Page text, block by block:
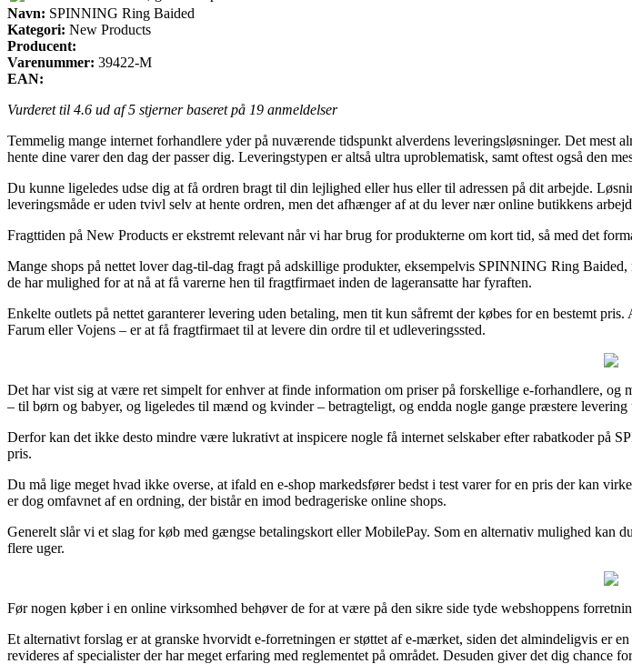
Navn: SPINNING Ring Baided
Kategori: New Products
Producent:
Varenummer: 39422-M
EAN:
Vurderet til 4.6 ud af 5 stjerner baseret på 19 anmeldelser
Temmelig mange internet forhandlere yder på nuværende tidspunkt alverdens leveringsløsninger. Det
hente dine varer den dag der passer dig. Leveringstypen er altså ultra uproblematisk, samt oftest også den
Du kunne ligeledes udse dig at få ordren bragt til din lejlighed eller hus eller til adressen på dit arbejde.
leveringsmåde er uden tvivl selv at hente ordren, men det afhænger af at du lever nær online butikkens
Fragttiden på New Products er ekstremt relevant når vi har brug for produkterne om kort tid, så med det
Mange shops på nettet lover dag-til-dag fragt på adskillige produkter, eksempelvis SPINNING Ring
de har mulighed for at nå at få varerne hen til fragtfirmaet inden de lageransatte har fyraften.
Enkelte outlets på nettet garanterer levering uden betaling, men tit kun såfremt der købes for en bestemt
Farum eller Vojens – er at få fragtfirmaet til at levere din ordre til et udleveringssted.
Det har vist sig at være ret simpelt for enhver at finde information om priser på forskellige e-forhandlere, og
– til børn og babyer, og ligeledes til mænd og kvinder – betragteligt, og endda nogle gange præstere levering
Derfor kan det ikke desto mindre være lukrativt at inspicere nogle få internet selskaber efter rabatkoder på
pris.
Du må lige meget hvad ikke overse, at ifald en e-shop markedsfører bedst i test varer for en pris der kan
er dog omfavnet af en ordning, der bistår en imod bedrageriske online shops.
Generelt slår vi et slag for køb med gængse betalingskort eller MobilePay. Som en alternativ mulighed kan
flere uger.
Før nogen køber i en online virksomhed behøver de for at være på den sikre side tyde webshoppens
Et alternativt forslag er at granske hvorvidt e-forretningen er støttet af e-mærket, siden det almindeligvis er
revideres af specialister der har meget erfaring med reglementet på området. Desuden giver det dig chance